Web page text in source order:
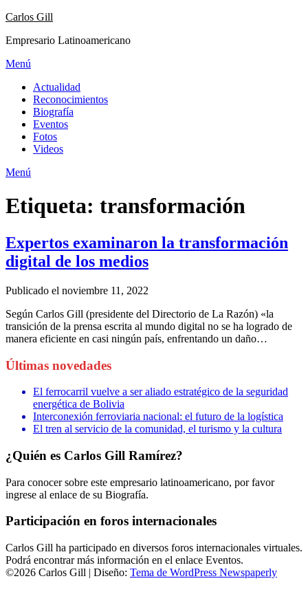
Saltar
contenido
Carlos Gill
Empresario Latinoamericano
Menú
Actualidad
Reconocimientos
Biografía
Eventos
Fotos
Videos
Menú
Etiqueta: transformación
Expertos examinaron la transformación
digital de los medios
Publicado el noviembre 11, 2022
Según Carlos Gill (presidente del Directorio de La Razón) «la
transición de la prensa escrita al mundo digital no se ha logrado de
manera eficiente en casi ningún país, enfrentando un daño…
Últimas novedades
El ferrocarril vuelve a ser aliado estratégico de la seguridad
energética de Bolivia
Interconexión ferroviaria nacional: el futuro de la logística
El tren al servicio de la comunidad, el turismo y la cultura
¿Quién es Carlos Gill Ramírez?
Para conocer sobre este empresario latinoamericano, por favor
ingrese al enlace de su Biografía.
Participación en foros internacionales
Carlos Gill ha participado en diversos foros internacionales virtuales.
Podrá encontrar más información en el enlace Eventos.
©2026 Carlos Gill | Diseño: Tema de WordPress Newspaperly